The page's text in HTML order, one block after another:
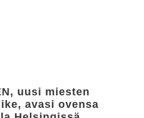
uusi miesten
avasi ovensa